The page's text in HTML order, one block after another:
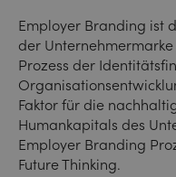
Employer Branding ist
der
Prozess der
Faktor für die
Humankapitals des
Employer Branding
Future Thinking.